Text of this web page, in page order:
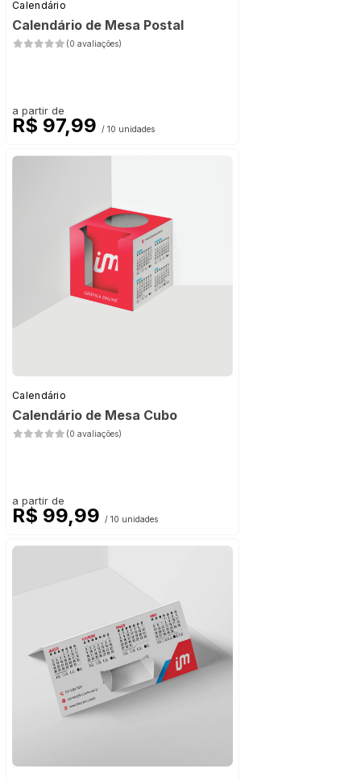
Calendário
Calendário de Mesa Postal
(0 avaliações)
a partir de
R$ 97,99 / 10 unidades
Calendário
Calendário de Mesa Cubo
(0 avaliações)
a partir de
R$ 99,99 / 10 unidades